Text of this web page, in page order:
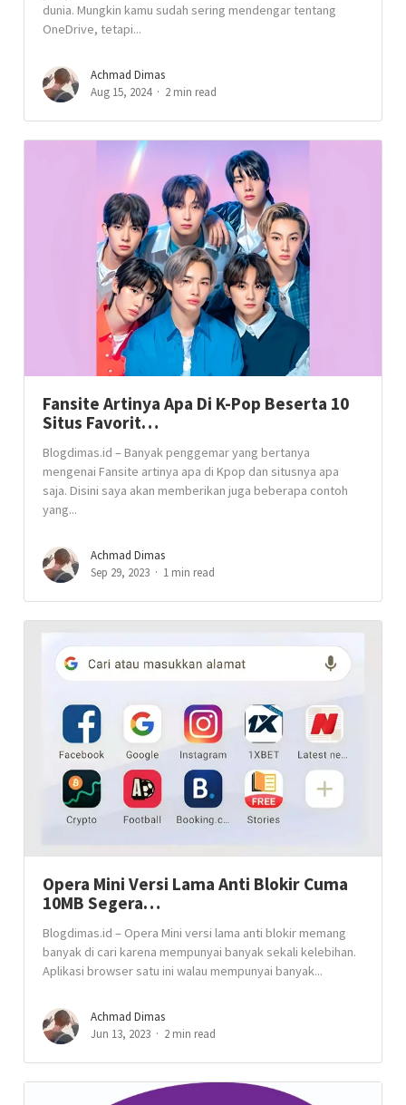
dunia. Mungkin kamu sudah sering mendengar tentang
OneDrive, tetapi...
Achmad Dimas
Aug 15, 2024
2 min read
Fansite Artinya Apa Di K-Pop Beserta 10
Situs Favorit…
Blogdimas.id – Banyak penggemar yang bertanya
mengenai Fansite artinya apa di Kpop dan situsnya apa
saja. Disini saya akan memberikan juga beberapa contoh
yang...
Achmad Dimas
Sep 29, 2023
1 min read
Opera Mini Versi Lama Anti Blokir Cuma
10MB Segera…
Blogdimas.id – Opera Mini versi lama anti blokir memang
banyak di cari karena mempunyai banyak sekali kelebihan.
Aplikasi browser satu ini walau mempunyai banyak...
Achmad Dimas
Jun 13, 2023
2 min read